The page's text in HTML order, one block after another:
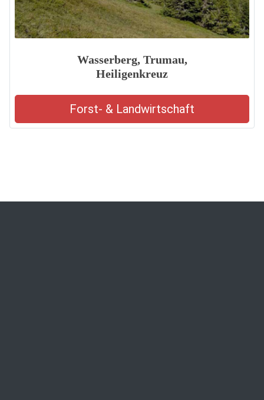
Wasserberg, Trumau,
Heiligenkreuz
Forst- & Landwirtschaft